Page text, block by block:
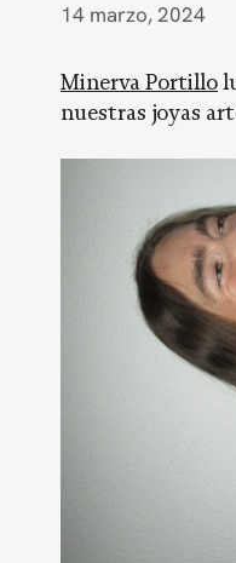
14 marzo, 2024
Minerva Portillo
nuestras joyas